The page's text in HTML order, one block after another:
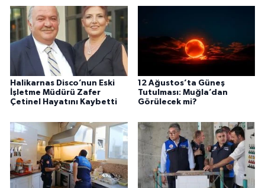
Halikarnas Disco’nun Eski
İşletme Müdürü Zafer
Çetinel Hayatını Kaybetti
12 Ağustos’ta Güneş
Tutulması: Muğla’dan
Görülecek mi?